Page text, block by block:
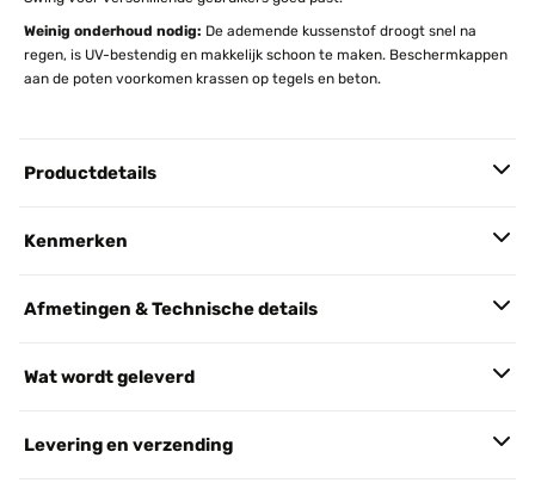
Weinig onderhoud nodig: De ademende kussenstof droogt snel na
regen, is UV-bestendig en makkelijk schoon te maken. Beschermkappen
aan de poten voorkomen krassen op tegels en beton.
Productdetails
Kenmerken
Afmetingen & Technische details
Wat wordt geleverd
Levering en verzending